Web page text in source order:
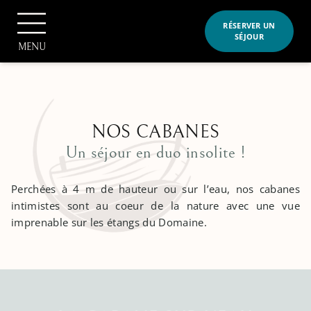
MENU
RÉSERVER UN
SÉJOUR
RÉSERVER
Accueil
NOS CABANES
Un séjour en duo insolite !
Perchées à 4 m de hauteur ou sur l’eau, nos cabanes
intimistes sont au coeur de la nature avec une vue
imprenable sur les étangs du Domaine.